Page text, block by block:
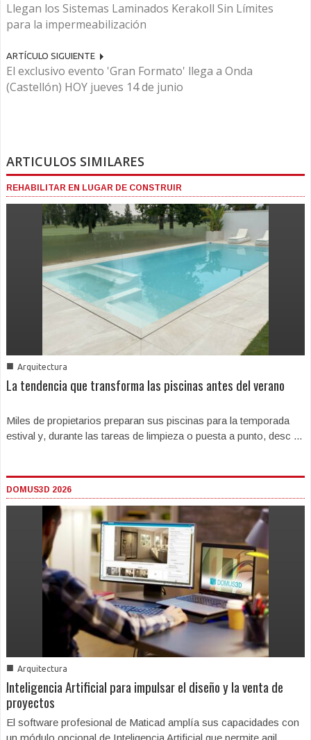
Llegan los Sistemas Laminados Kerakoll Sin Límites
para la impermeabilización
ARTÍCULO SIGUIENTE
El exclusivo evento 'Gran Formato' llega a Onda
(Castellón) HOY jueves 14 de junio
ARTICULOS SIMILARES
REHABILITAR EN LUGAR DE CONSTRUIR
■ Arquitectura
La tendencia que transforma las piscinas antes del verano
Miles de propietarios preparan sus piscinas para la temporada
estival y, durante las tareas de limpieza o puesta a punto, desc ...
DOMUS3D 2026
■ Arquitectura
Inteligencia Artificial para impulsar el diseño y la venta de
proyectos
El software profesional de Maticad amplía sus capacidades con